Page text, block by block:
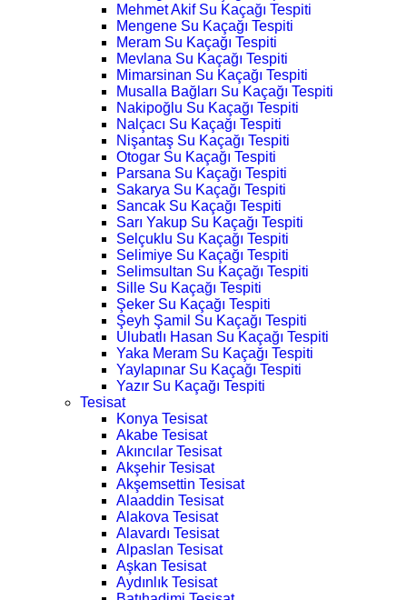
Mehmet Akif Su Kaçağı Tespiti
Mengene Su Kaçağı Tespiti
Meram Su Kaçağı Tespiti
Mevlana Su Kaçağı Tespiti
Mimarsinan Su Kaçağı Tespiti
Musalla Bağları Su Kaçağı Tespiti
Nakipoğlu Su Kaçağı Tespiti
Nalçacı Su Kaçağı Tespiti
Nişantaş Su Kaçağı Tespiti
Otogar Su Kaçağı Tespiti
Parsana Su Kaçağı Tespiti
Sakarya Su Kaçağı Tespiti
Sancak Su Kaçağı Tespiti
Sarı Yakup Su Kaçağı Tespiti
Selçuklu Su Kaçağı Tespiti
Selimiye Su Kaçağı Tespiti
Selimsultan Su Kaçağı Tespiti
Sille Su Kaçağı Tespiti
Şeker Su Kaçağı Tespiti
Şeyh Şamil Su Kaçağı Tespiti
Ulubatlı Hasan Su Kaçağı Tespiti
Yaka Meram Su Kaçağı Tespiti
Yaylapınar Su Kaçağı Tespiti
Yazır Su Kaçağı Tespiti
Tesisat
Konya Tesisat
Akabe Tesisat
Akıncılar Tesisat
Akşehir Tesisat
Akşemsettin Tesisat
Alaaddin Tesisat
Alakova Tesisat
Alavardı Tesisat
Alpaslan Tesisat
Aşkan Tesisat
Aydınlık Tesisat